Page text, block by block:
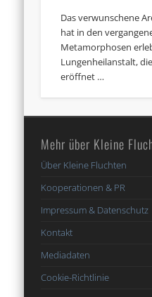
Das verwunschene
hat in den
Metamorphosen
Lungenheilanstalt,
eröffnet …
Mehr über Kleine
Über Kleine Fluchten
Kooperationen & PR
Impressum & Datenschutz
Kontakt
Mediadaten
Cookie-Richtlinie